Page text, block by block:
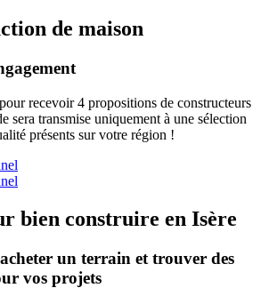
de maison
recevoir 4 propositions de constructeurs
sera transmise uniquement à une sélection
présents sur votre région !
bien construire en Isère
un terrain et trouver des
vos projets